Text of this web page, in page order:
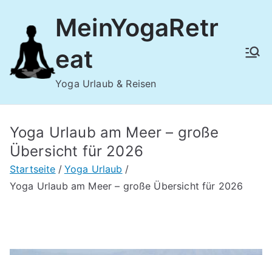
springen
MeinYogaRetr
eat
Yoga Urlaub & Reisen
Yoga Urlaub am Meer – große
Übersicht für 2026
Startseite
Yoga Urlaub
Yoga Urlaub am Meer – große Übersicht für 2026